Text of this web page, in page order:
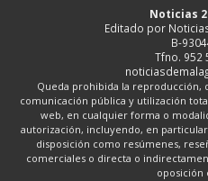
Noticias
Editado por
B-
Tfno. 952
Queda prohibida la reproducción,
comunicación pública y utilización
web, en cualquier forma o
autorización, incluyendo, en
disposición como resúmenes,
comerciales o directa o
oposición